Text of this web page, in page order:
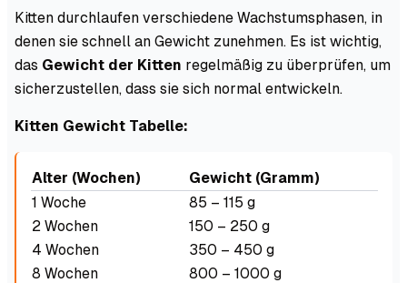
Kitten durchlaufen verschiedene Wachstumsphasen, in
denen sie schnell an Gewicht zunehmen. Es ist wichtig,
das Gewicht der Kitten regelmäßig zu überprüfen, um
sicherzustellen, dass sie sich normal entwickeln.
Kitten Gewicht Tabelle:
Alter (Wochen)
Gewicht (Gramm)
1 Woche
85 – 115 g
2 Wochen
150 – 250 g
4 Wochen
350 – 450 g
8 Wochen
800 – 1000 g